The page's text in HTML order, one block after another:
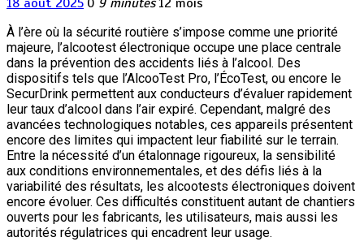
18 août 2025 0 9 minutes 12 mois
À l’ère où la sécurité routière s’impose comme une priorité
majeure, l’alcootest électronique occupe une place centrale
dans la prévention des accidents liés à l’alcool. Des
dispositifs tels que l’AlcooTest Pro, l’ÉcoTest, ou encore le
SecurDrink permettent aux conducteurs d’évaluer rapidement
leur taux d’alcool dans l’air expiré. Cependant, malgré des
avancées technologiques notables, ces appareils présentent
encore des limites qui impactent leur fiabilité sur le terrain.
Entre la nécessité d’un étalonnage rigoureux, la sensibilité
aux conditions environnementales, et des défis liés à la
variabilité des résultats, les alcootests électroniques doivent
encore évoluer. Ces difficultés constituent autant de chantiers
ouverts pour les fabricants, les utilisateurs, mais aussi les
autorités régulatrices qui encadrent leur usage.